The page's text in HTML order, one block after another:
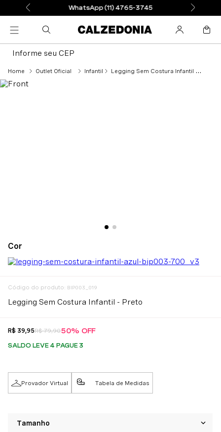
WhatsApp (11) 4765-3745
Informe seu CEP
Outlet Oficial Infantil Legging Sem Costura Infantil - Preto
: BIP003_019
Legging Sem Costura Infantil - Preto
R$ 39,95R$ 79,9050% OFF
SALDO LEVE 4 PAGUE 3
Provador Virtual Tabela de Medidas